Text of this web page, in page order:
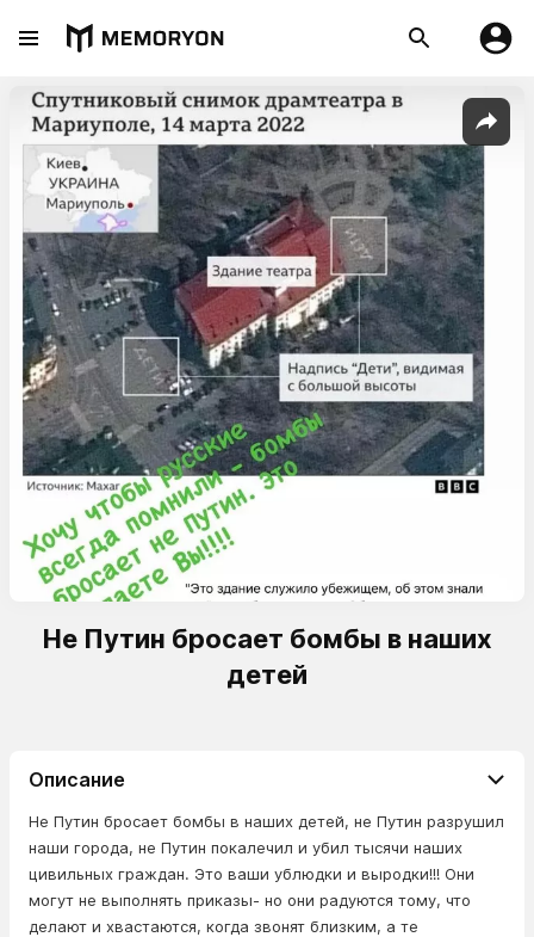
Не Путин бросает бомбы в наших
детей
Описание
Не Путин бросает бомбы в наших детей, не Путин разрушил
наши города, не Путин покалечил и убил тысячи наших
цивильных граждан. Это ваши ублюдки и выродки!!! Они
могут не выполнять приказы- но они радуются тому, что
делают и хвастаются, когда звонят близким, а те